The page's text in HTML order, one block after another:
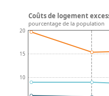
10
15
20
Coûts de logement
pourcentage de la population